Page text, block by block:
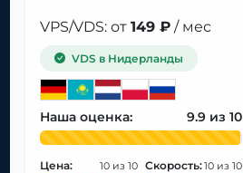
VPS/VDS: от 149 ₽ / мес
VDS в Нидерланды
Наша оценка: 9.9
Цена: 10 Скорость:10